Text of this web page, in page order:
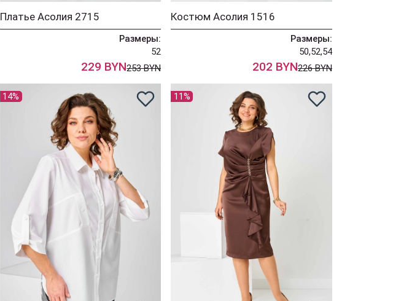
Платье Асолия 2715
Размеры:
52
229 BYN253 BYN
Костюм Асолия 1516
Размеры:
50,52,54
202 BYN226 BYN
14% 11%